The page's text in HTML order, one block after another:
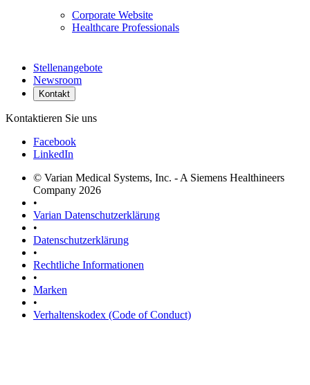
Corporate Website
Healthcare Professionals
Stellenangebote
Newsroom
Kontakt
Kontaktieren Sie uns
Facebook
LinkedIn
© Varian Medical Systems, Inc. - A Siemens Healthineers
Company 2026
•
Varian Datenschutzerklärung
•
Datenschutzerklärung
•
Rechtliche Informationen
•
Marken
•
Verhaltenskodex (Code of Conduct)